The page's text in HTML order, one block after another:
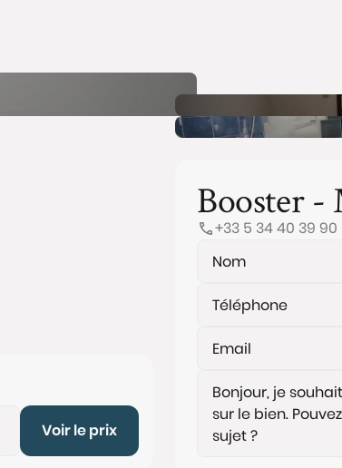
Voir le prix
Booster -
+33 5 34 40 39 90